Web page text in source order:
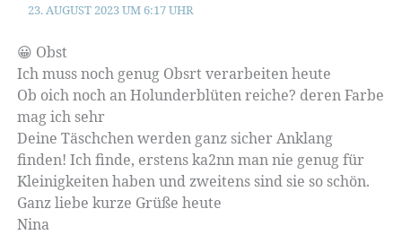
23. AUGUST 2023 UM 6:17 UHR
😀 Obst
Ich muss noch genug Obsrt verarbeiten heute
Ob oich noch an Holunderblüten reiche? deren Farbe
mag ich sehr
Deine Täschchen werden ganz sicher Anklang
finden! Ich finde, erstens ka2nn man nie genug für
Kleinigkeiten haben und zweitens sind sie so schön.
Ganz liebe kurze Grüße heute
Nina